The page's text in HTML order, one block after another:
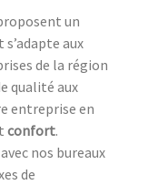
un
s’adapte aux
de la région
qualité aux
entreprise en
confort.
nos bureaux
de